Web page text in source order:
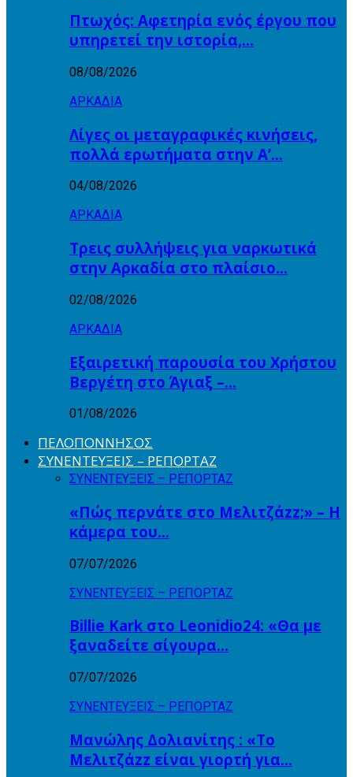
Πτωχός: Αφετηρία ενός έργου που
υπηρετεί την ιστορία,…
08/08/2026
ΑΡΚΑΔΙΑ
Λίγες οι μεταγραφικές κινήσεις,
πολλά ερωτήματα στην Α’…
04/08/2026
ΑΡΚΑΔΙΑ
Τρεις συλλήψεις για ναρκωτικά
στην Αρκαδία στο πλαίσιο…
02/08/2026
ΑΡΚΑΔΙΑ
Εξαιρετική παρουσία του Χρήστου
Βεργέτη στο Άγιαξ –…
01/08/2026
ΠΕΛΟΠΟΝΝΗΣΟΣ
ΣΥΝΕΝΤΕΥΞΕΙΣ – ΡΕΠΟΡΤΑΖ
ΣΥΝΕΝΤΕΥΞΕΙΣ – ΡΕΠΟΡΤΑΖ
«Πώς περνάτε στο Μελιτζάzz;» – Η
κάμερα του…
07/07/2026
ΣΥΝΕΝΤΕΥΞΕΙΣ – ΡΕΠΟΡΤΑΖ
Billie Kark στο Leonidio24: «Θα με
ξαναδείτε σίγουρα…
07/07/2026
ΣΥΝΕΝΤΕΥΞΕΙΣ – ΡΕΠΟΡΤΑΖ
Μανώλης Δολιανίτης : «Το
Μελιτζάzz είναι γιορτή για…